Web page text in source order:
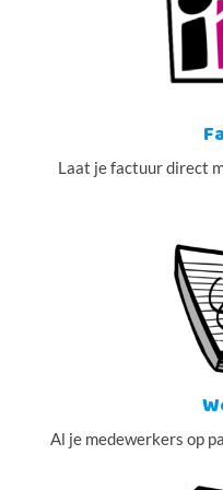
Laat je factuur direct
Al je medewerkers op